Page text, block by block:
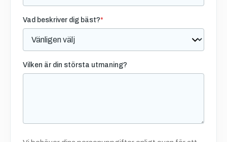
Vad beskriver dig bäst?*
Vilken är din största utmaning?